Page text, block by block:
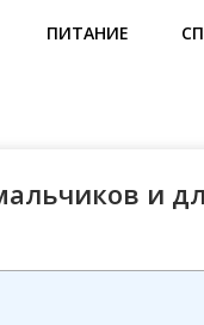
ПИТАНИЕ
и